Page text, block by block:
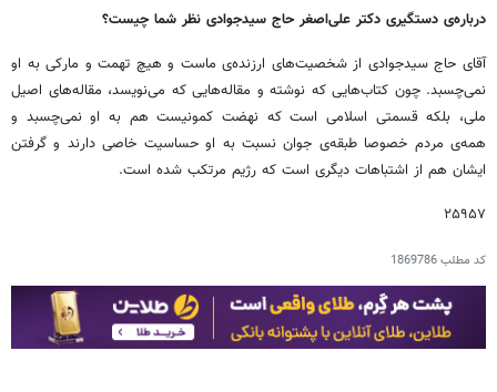
درباره‌ی دستگیری دکتر علی‌اصغر حاج سیدجوادی نظر شما چیست؟
آقای حاج سیدجوادی از شخصیت‌های ارزنده‌ی ماست و هیچ تهمت و مارکی به او
نمی‌چسبد. چون کتاب‌هایی که نوشته و مقاله‌هایی که می‌نویسد، مقاله‌های اصیل
ملی، بلکه قسمتی اسلامی است که نهضت کمونیست هم به او نمی‌چسبد و
همه‌ی مردم خصوصا طبقه‌ی جوان نسبت به او حساسیت خاصی دارند و گرفتن
ایشان هم از اشتباهات دیگری است که رژیم مرتکب شده است.
۲۵۹۵۷
کد مطلب1869786